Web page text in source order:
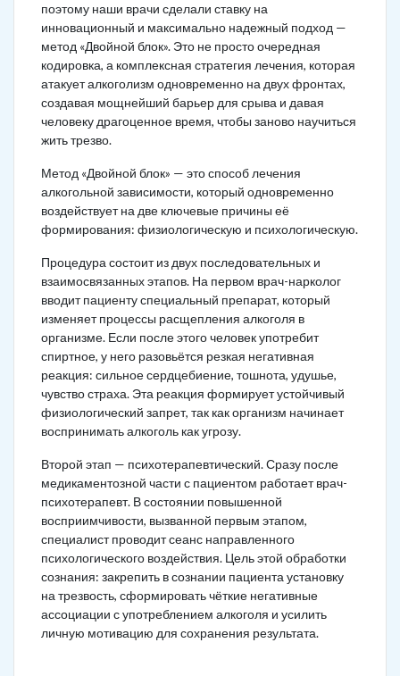
поэтому наши врачи сделали ставку на
инновационный и максимально надежный подход —
метод «Двойной блок». Это не просто очередная
кодировка, а комплексная стратегия лечения, которая
атакует алкоголизм одновременно на двух фронтах,
создавая мощнейший барьер для срыва и давая
человеку драгоценное время, чтобы заново научиться
жить трезво.
Метод «Двойной блок» — это способ лечения
алкогольной зависимости, который одновременно
воздействует на две ключевые причины её
формирования: физиологическую и психологическую.
Процедура состоит из двух последовательных и
взаимосвязанных этапов. На первом врач-нарколог
вводит пациенту специальный препарат, который
изменяет процессы расщепления алкоголя в
организме. Если после этого человек употребит
спиртное, у него разовьётся резкая негативная
реакция: сильное сердцебиение, тошнота, удушье,
чувство страха. Эта реакция формирует устойчивый
физиологический запрет, так как организм начинает
воспринимать алкоголь как угрозу.
Второй этап — психотерапевтический. Сразу после
медикаментозной части с пациентом работает врач-
психотерапевт. В состоянии повышенной
восприимчивости, вызванной первым этапом,
специалист проводит сеанс направленного
психологического воздействия. Цель этой обработки
сознания: закрепить в сознании пациента установку
на трезвость, сформировать чёткие негативные
ассоциации с употреблением алкоголя и усилить
личную мотивацию для сохранения результата.